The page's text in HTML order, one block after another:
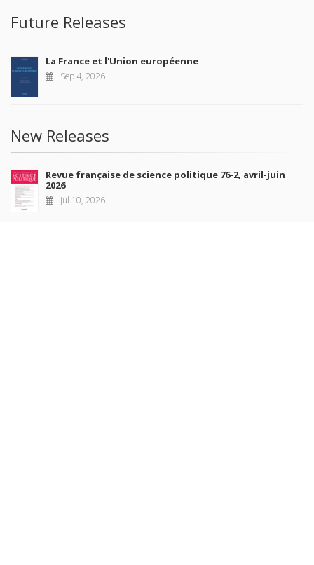
Future Releases
La France et l'Union européenne
Sep 4, 2026
New Releases
Revue française de science politique 76-2, avril-juin
2026
Jul 10, 2026